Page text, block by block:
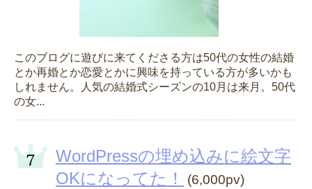
このブログに遊びに来てくださる方は50代の女性の結婚
とか再婚とか恋愛とかに興味を持っている方が多いかも
しれません。人気の結婚式シーズンの10月は来月。50代
の女...
WordPressの埋め込みに絵文字
OKになってた！
(6,000pv)